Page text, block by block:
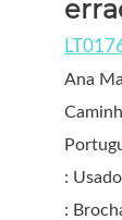
Ana
:
: